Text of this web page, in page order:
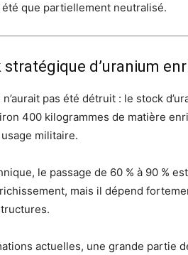
été que partiellement neutralisé.
stratégique d’uranium
pas été détruit : le stock
400 kilogrammes de matière
militaire.
le passage de 60 % à 90 %
mais il dépend
actuelles, une grande partie